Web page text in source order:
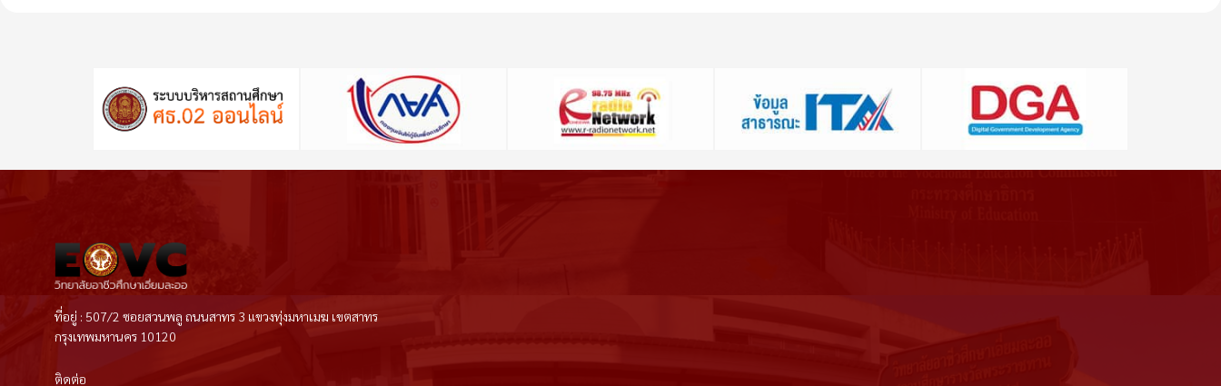
ที่อยู่ : 507/2 ซอยสวนพลู ถนนสาทร 3 แขวงทุ่งมหาเมฆ เขตสาทร
กรุงเทพมหานคร 10120
ติดต่อ